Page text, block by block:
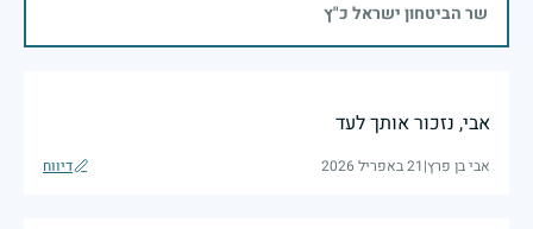
שר הביטחון ישראל כ"ץ
אבי, נזכור אותך לעד
אבי בן פרץ|21 באפריל 2026 דיווח